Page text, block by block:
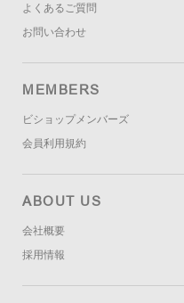
よくあるご質問
お問い合わせ
MEMBERS
ビショップメンバーズ
会員利用規約
ABOUT US
会社概要
採用情報